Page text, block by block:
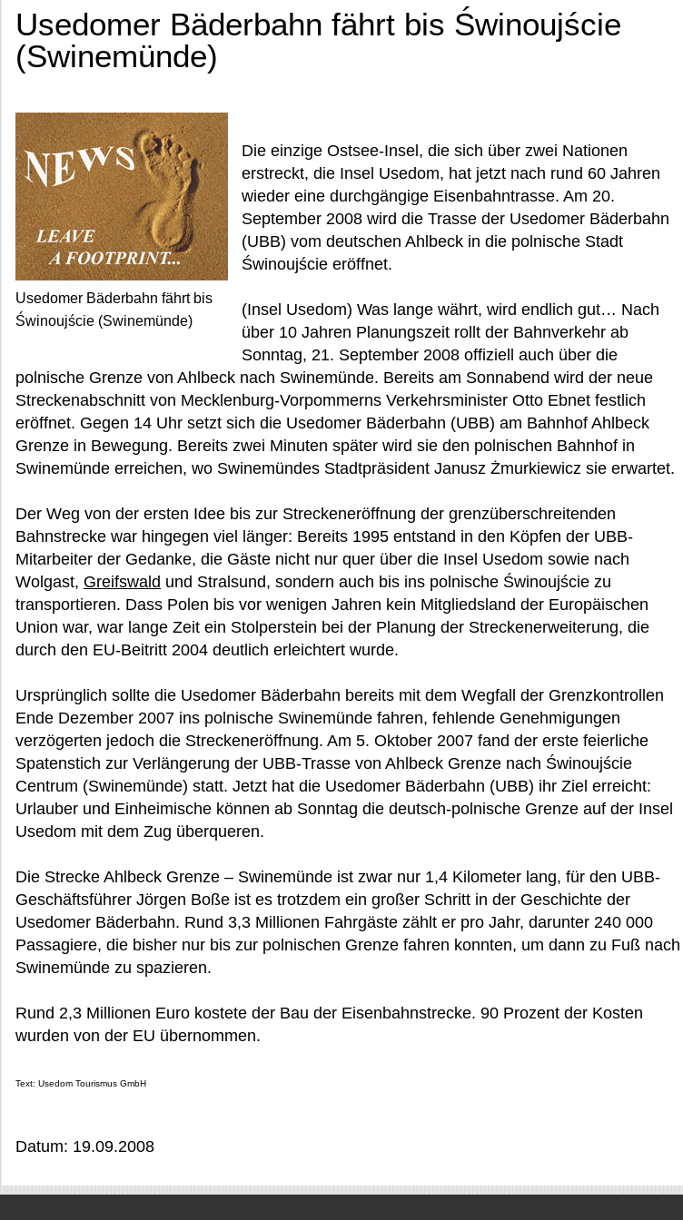
Usedomer Bäderbahn fährt bis Świnoujście
(Swinemünde)
Usedomer Bäderbahn fährt bis
Świnoujście (Swinemünde)
Die einzige Ostsee-Insel, die sich über zwei Nationen
erstreckt, die Insel Usedom, hat jetzt nach rund 60 Jahren
wieder eine durchgängige Eisenbahntrasse. Am 20.
September 2008 wird die Trasse der Usedomer Bäderbahn
(UBB) vom deutschen Ahlbeck in die polnische Stadt
Świnoujście eröffnet.
(Insel Usedom) Was lange währt, wird endlich gut… Nach
über 10 Jahren Planungszeit rollt der Bahnverkehr ab
Sonntag, 21. September 2008 offiziell auch über die
polnische Grenze von Ahlbeck nach Swinemünde. Bereits am Sonnabend wird der neue
Streckenabschnitt von Mecklenburg-Vorpommerns Verkehrsminister Otto Ebnet festlich
eröffnet. Gegen 14 Uhr setzt sich die Usedomer Bäderbahn (UBB) am Bahnhof Ahlbeck
Grenze in Bewegung. Bereits zwei Minuten später wird sie den polnischen Bahnhof in
Swinemünde erreichen, wo Swinemündes Stadtpräsident Janusz Żmurkiewicz sie erwartet.
Der Weg von der ersten Idee bis zur Streckeneröffnung der grenzüberschreitenden
Bahnstrecke war hingegen viel länger: Bereits 1995 entstand in den Köpfen der UBB-
Mitarbeiter der Gedanke, die Gäste nicht nur quer über die Insel Usedom sowie nach
Wolgast, Greifswald und Stralsund, sondern auch bis ins polnische Świnoujście zu
transportieren. Dass Polen bis vor wenigen Jahren kein Mitgliedsland der Europäischen
Union war, war lange Zeit ein Stolperstein bei der Planung der Streckenerweiterung, die
durch den EU-Beitritt 2004 deutlich erleichtert wurde.
Ursprünglich sollte die Usedomer Bäderbahn bereits mit dem Wegfall der Grenzkontrollen
Ende Dezember 2007 ins polnische Swinemünde fahren, fehlende Genehmigungen
verzögerten jedoch die Streckeneröffnung. Am 5. Oktober 2007 fand der erste feierliche
Spatenstich zur Verlängerung der UBB-Trasse von Ahlbeck Grenze nach Świnoujście
Centrum (Swinemünde) statt. Jetzt hat die Usedomer Bäderbahn (UBB) ihr Ziel erreicht:
Urlauber und Einheimische können ab Sonntag die deutsch-polnische Grenze auf der Insel
Usedom mit dem Zug überqueren.
Die Strecke Ahlbeck Grenze – Swinemünde ist zwar nur 1,4 Kilometer lang, für den UBB-
Geschäftsführer Jörgen Boße ist es trotzdem ein großer Schritt in der Geschichte der
Usedomer Bäderbahn. Rund 3,3 Millionen Fahrgäste zählt er pro Jahr, darunter 240 000
Passagiere, die bisher nur bis zur polnischen Grenze fahren konnten, um dann zu Fuß nach
Swinemünde zu spazieren.
Rund 2,3 Millionen Euro kostete der Bau der Eisenbahnstrecke. 90 Prozent der Kosten
wurden von der EU übernommen.
Text: Usedom Tourismus GmbH
Datum: 19.09.2008